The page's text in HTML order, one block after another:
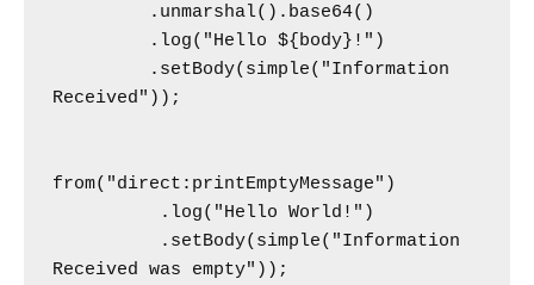
Received"));
from("direct:printEmptyMessage")
Received was empty"));